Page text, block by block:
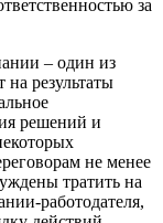
за
– один из
результаты
решений и
не менее
тратить на
работодателя,